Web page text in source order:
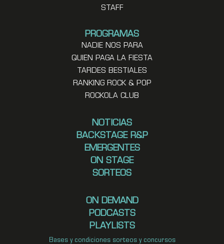
STAFF
PROGRAMAS
NADIE NOS PARA
QUIEN PAGA LA FIESTA
TARDES BESTIALES
RANKING ROCK & POP
ROCKOLA CLUB
NOTICIAS
BACKSTAGE R&P
EMERGENTES
ON STAGE
SORTEOS
ON DEMAND
PODCASTS
PLAYLISTS
Bases y condiciones sorteos y concursos